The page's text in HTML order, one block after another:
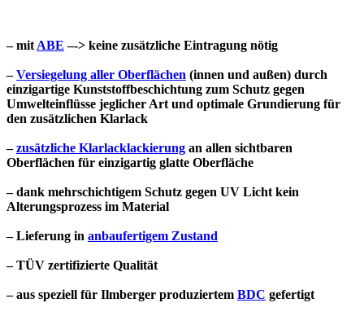
– mit ABE –-> keine zusätzliche Eintragung nötig
–Versiegelung aller Oberflächen (innen und außen) durch
einzigartige Kunststoffbeschichtung zum Schutz gegen
Umwelteinflüsse jeglicher Art und optimale Grundierung für
den zusätzlichen Klarlack
–zusätzliche Klarlacklackierung an allen sichtbaren
Oberflächen für einzigartig glatte Oberfläche
– dank mehrschichtigem Schutz gegen UV Licht kein
Alterungsprozess im Material
– Lieferung in anbaufertigem Zustand
– TÜV zertifizierte Qualität
– aus speziell für Ilmberger produziertem BDC gefertigt